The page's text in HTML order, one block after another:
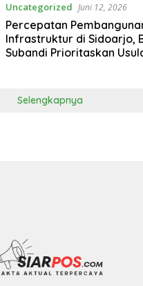
Uncategorized Juni 12, 2026
Percepatan
Infrastruktur di Sidoarjo,
Subandi Prioritaskan
Selengkapnya